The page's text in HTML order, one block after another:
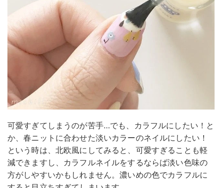
可愛すぎてしまうのが苦手…でも、カラフルにしたい！と
か、春ニットに合わせた淡いカラーのネイルにしたい！
という時は、北欧風にしてみると、可愛すぎることも軽
減できますし、カラフルネイルをするならば淡い色味の
方がしやすいかもしれません。濃いめの色でカラフルに